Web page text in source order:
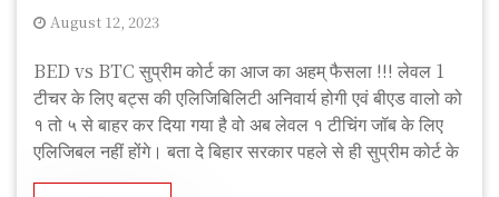
August 12, 2023
S
f
e
e
d
BED vs BTC सुप्रीम कोर्ट का आज का अहम् फैसला !!! लेवल 1
टीचर के लिए बट्स की एलिजिबिलिटी अनिवार्य होगी एवं बीएड वालो को
१ तो ५ से बाहर कर दिया गया है वो अब लेवल १ टीचिंग जॉब के लिए
एलिजिबल नहीं होंगे। बता दे बिहार सरकार पहले से ही सुप्रीम कोर्ट के